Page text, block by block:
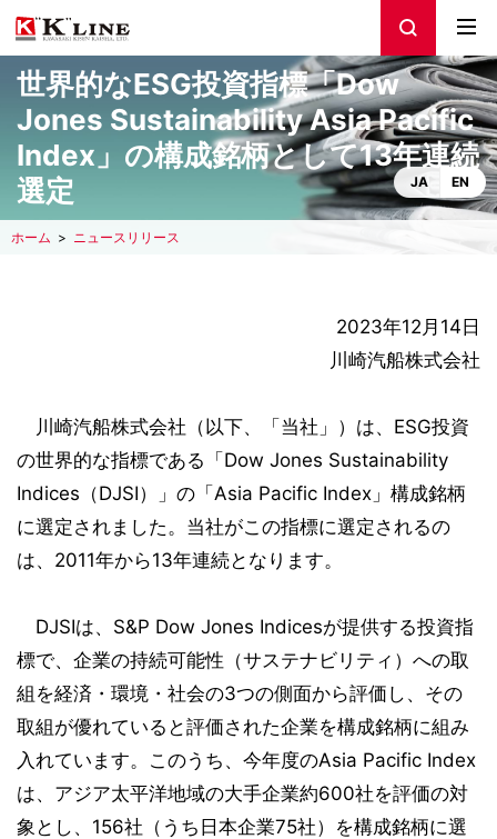
世界的なESG投資指標「Dow
Jones Sustainability Asia Pacific
Index」の構成銘柄として13年連続
選定
JA EN
ホーム ニュースリリース
2023年12月14日
川崎汽船株式会社
川崎汽船株式会社（以下、「当社」）は、ESG投資
の世界的な指標である「Dow Jones Sustainability
Indices（DJSI）」の「Asia Pacific Index」構成銘柄
に選定されました。当社がこの指標に選定されるの
は、2011年から13年連続となります。
DJSIは、S&P Dow Jones Indicesが提供する投資指
標で、企業の持続可能性（サステナビリティ）への取
組を経済・環境・社会の3つの側面から評価し、その
取組が優れていると評価された企業を構成銘柄に組み
入れています。このうち、今年度のAsia Pacific Index
は、アジア太平洋地域の大手企業約600社を評価の対
象とし、156社（うち日本企業75社）を構成銘柄に選